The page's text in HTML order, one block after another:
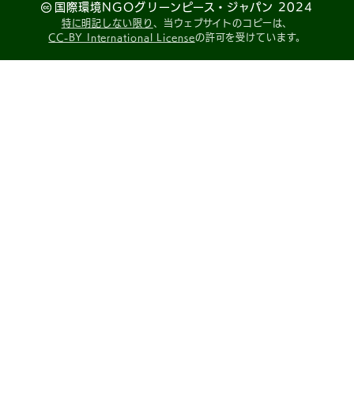
国際環境NGOグリーンピース・ジャパン 2024
特に明記しない限り 、当ウェブサイトのコピーは、
CC-BY International Licenseの許可を受けています。